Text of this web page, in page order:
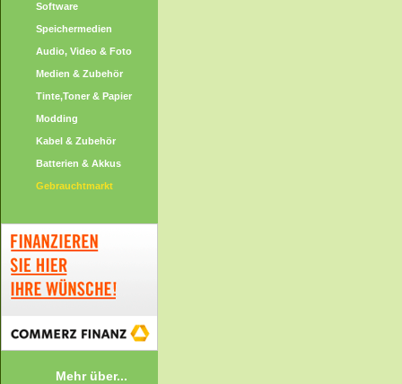
Software
Speichermedien
Audio, Video & Foto
Medien & Zubehör
Tinte,Toner & Papier
Modding
Kabel & Zubehör
Batterien & Akkus
Gebrauchtmarkt
Mehr über...